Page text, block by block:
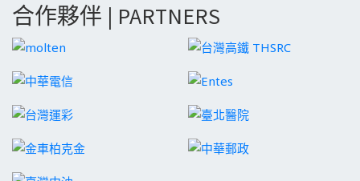
合作夥伴 | PARTNERS